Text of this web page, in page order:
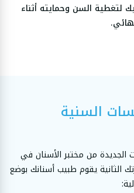
لتغطية السن وحمايته أثناء
السنية
الجديدة من مختبر الأسنان في
زيارتك الثانية يقوم طبيب أسنانك بوضع